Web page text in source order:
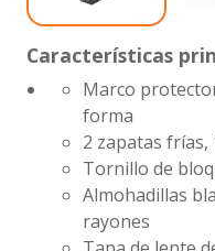
Características
Marco
forma
2 zapatas frías,
Tornillo de
Almohadillas
rayones